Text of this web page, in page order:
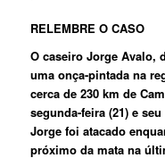
RELEMBRE O CASO
O caseiro Jorge Avalo,
uma onça-pintada na
cerca de 230 km de
segunda-feira (21) e
Jorge foi atacado
próximo da mata na